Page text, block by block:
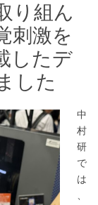
り組ん
刺激を
したデ
した
中
村
研
で
は